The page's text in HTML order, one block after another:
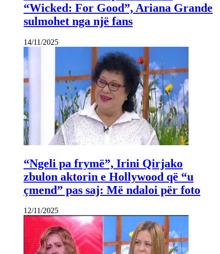
“Wicked: For Good”, Ariana Grande
sulmohet nga një fans
14/11/2025
“Ngeli pa frymë”, Irini Qirjako
zbulon aktorin e Hollywood që “u
çmend” pas saj: Më ndaloi për foto
12/11/2025